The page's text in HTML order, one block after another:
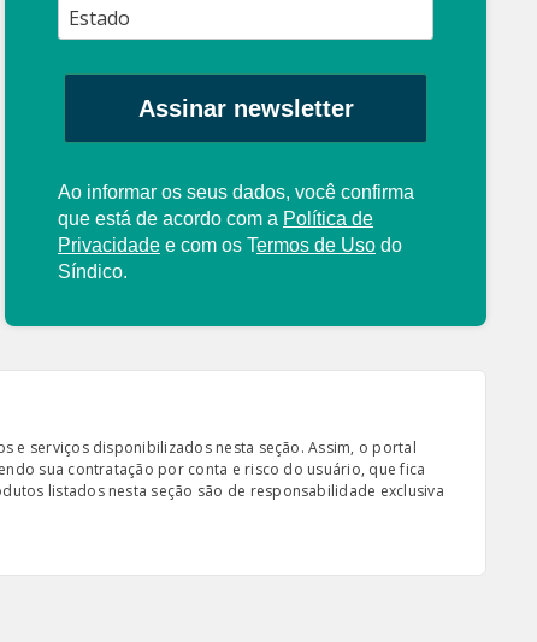
Assinar newsletter
Ao informar os seus dados, você confirma
que está de acordo com a Política de
Privacidade e com os Termos de Uso do
Síndico.
e serviços disponibilizados nesta seção. Assim, o portal
sua contratação por conta e risco do usuário, que fica
listados nesta seção são de responsabilidade exclusiva